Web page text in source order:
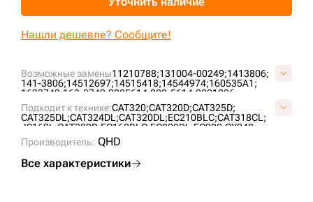
Возможные замены11210788;131004-00249;1413806;
141-3806;14512697;14515418;14544974;160535A1;
1633749;163-3749;2285614;228-5614;2291096;
229-1096;
258-8502;5147655;514-7655;
5269329;526-9329;7Y2395;BU-4974;CA5147655;
JLV0084;JLV1810;VOE14512697;VOE14515418;
Подходит к технике:CAT320;CAT320D;CAT325D;
CAT325DL;CAT324DL;CAT320DL;EC210BLC;CAT318CL;
JS160L;CAT329D;EC160BLC;EC220DL;EC200;CX240;
EC210NLC;
EC235C; EC160C;
Производитель: QHD
Все характеристики
Нашли дешевле? Сообщите!